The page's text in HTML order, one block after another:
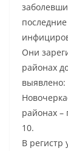
Они
районах
районах –
10.
В регистр